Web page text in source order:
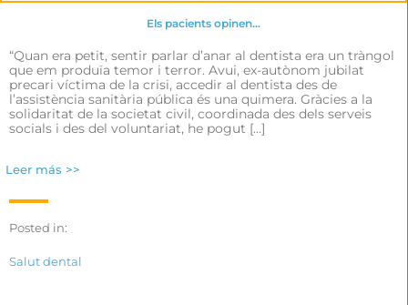
Els pacients opinen…
“Quan era petit, sentir parlar d’anar al dentista era un tràngol
que em produïa temor i terror. Avui, ex-autònom jubilat
precari víctima de la crisi, accedir al dentista des de
l’assistència sanitària pública és una quimera. Gràcies a la
solidaritat de la societat civil, coordinada des dels serveis
socials i des del voluntariat, he pogut […]
Leer más >>
Posted in:
Salut dental